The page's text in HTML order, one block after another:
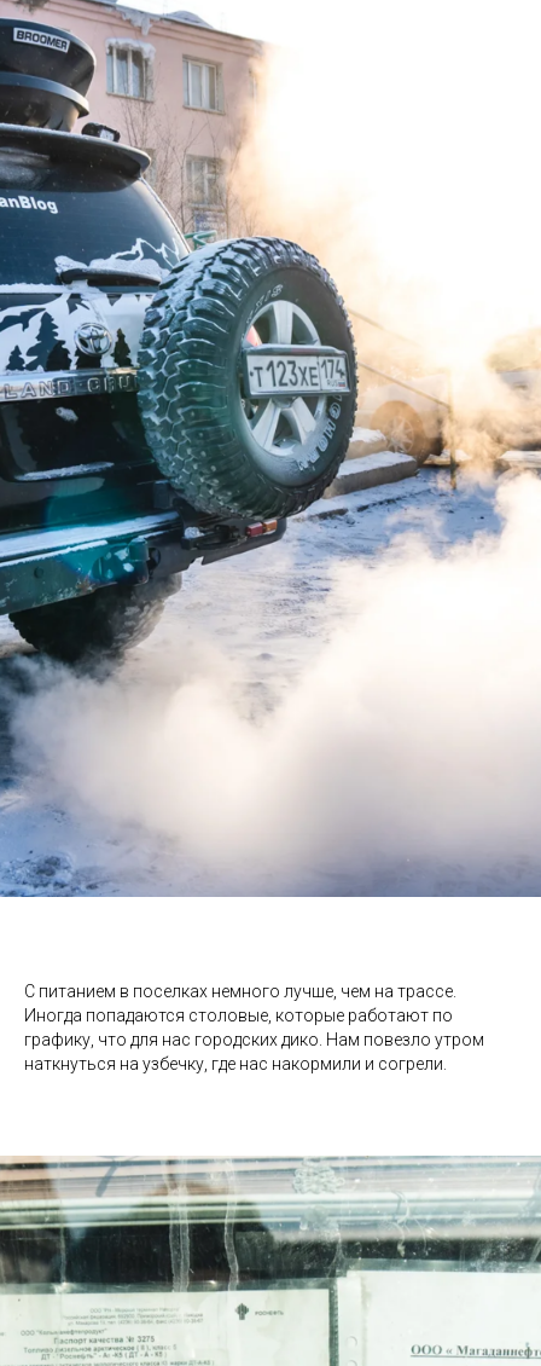
С питанием в поселках немного лучше, чем на трассе.
Иногда попадаются столовые, которые работают по
графику, что для нас городских дико. Нам повезло утром
наткнуться на узбечку, где нас накормили и согрели.